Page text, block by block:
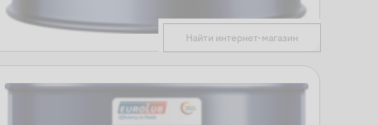
Найти интернет-магазин